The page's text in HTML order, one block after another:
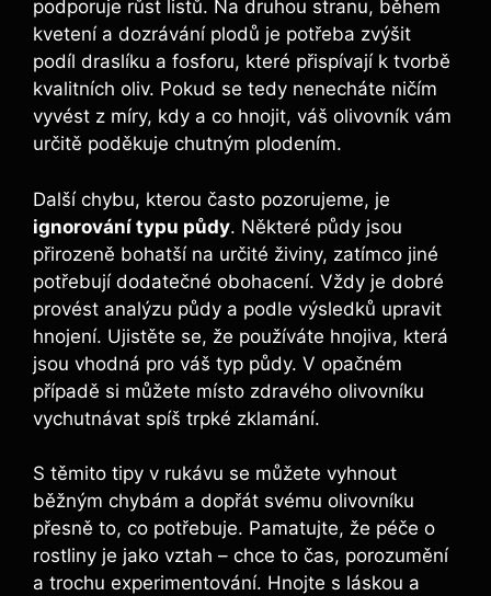
podporuje růst listů. Na druhou ⁢stranu, během​
kvetení a dozrávání plodů je potřeba zvýšit
podíl‍ draslíku a‍ fosforu, které přispívají k ⁤tvorbě
kvalitních oliv. Pokud ⁢se tedy nenecháte ničím
vyvést z míry, kdy ​a co hnojit,​ váš olivovník vám
určitě poděkuje chutným plodením.
Další chybu, kterou často pozorujeme, je
ignorování typu ‍půdy.‌ Některé půdy jsou
přirozeně⁤ bohatší na určité živiny,⁣ zatímco jiné
potřebují ​dodatečné obohacení. Vždy je dobré
provést analýzu ⁣půdy a podle výsledků upravit⁢
hnojení. Ujistěte se, že používáte hnojiva, která
jsou vhodná pro váš typ půdy.‍ V opačném
případě si můžete místo​ zdravého olivovníku‍
vychutnávat ‌spíš trpké zklamání.
S‍ těmito ​tipy v rukávu se můžete vyhnout⁤
běžným chybám a dopřát ⁤svému olivovníku
přesně to, ​co ​potřebuje. Pamatujte, že péče o
rostliny je ‍jako ‌vztah – chce to ‌čas, porozumění
a trochu experimentování. Hnojte‌ s ​láskou a